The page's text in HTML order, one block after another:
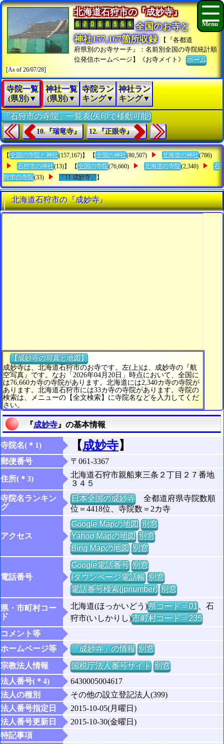
北海道石狩市の『成妙寺』
全国のお寺と
神社157,167箇所収録
【『各都道
府県別のお寺サーチ』：名前別全国の寺院統計順
位発信ホームページ】《お寺メイト》ホーム
[As of 26/07/28]
寺院一覧
(県別)▼
神社一覧
(県別)▼
寺院ラン
キング▼
神社ラン
キング▼
「石狩市の寺院」一覧表(矢印で移動可能)
10.『瑞竜寺』 12.『正眼寺』
【 全国の寺院と神社(157,167)】 【 全国の神社(80,507) 北海道の神社(786)
石狩市の神社(13)】 【 全国の寺院(76,660) 北海道の寺院(2,340)
石
狩市の寺院(33) 「11.成妙寺」 】
北海道石狩市の『成妙寺』
【成妙寺の写真と地図】
成妙寺は、北海道石狩市のお寺です。左(上)は、成妙寺の『航
空写真』です。なお「2026年04月20日」時点において、全国に
は76,660カ寺の寺院があります。北海道には2,340カ寺の寺院が
あります。北海道石狩市には33カ寺の寺院があります。寺院の
検索は、メニューの【全文検索】に寺院名などを入力してくだ
さい。
『成妙寺 』の基本情報
寺院名(＊1) 【成妙寺】
郵便番号 〒061-3367
住所(＊3)
北海道石狩市親船東三条２丁目２７番地
３４５
寺院名ランキン
グ
日本全国の成妙寺全都道府県寺院数順
位＝4418位、寺院数＝2カ寺
アクセス
Google Mapの地図 別窓
Yahoo Mapの地図 別窓
Bing Mapの地図 別窓
電話番号
Google電話番号 別窓
iタウンページ電話帳 別窓
電話番号検索(jpnumber) 別窓
県・市町村コー
ド
北海道(ほっかいどう)県コード = 01、石
狩市(いしかりし)市町村コード = 235
コメント等
ホームページ等
「成妙寺」の情報 別窓
宗教法人情報
国税庁法人番号サイト 別窓
法人番号(＊4)
6430005004617
法人の種別
その他の設立登記法人(399)
法人番号指定日
2015-10-05(月曜日)
法人番号更新日
2015-10-30(金曜日)
特記事項